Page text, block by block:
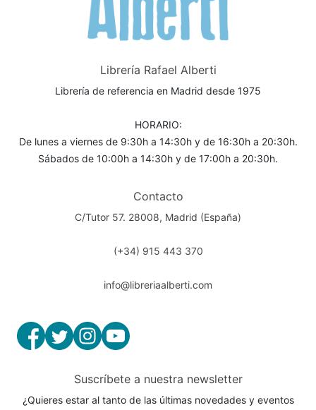
Librería Rafael Alberti
Librería de referencia en Madrid desde 1975
HORARIO:
De lunes a viernes de 9:30h a 14:30h y de 16:30h a 20:30h.
Sábados de 10:00h a 14:30h y de 17:00h a 20:30h.
Contacto
C/Tutor 57. 28008, Madrid (España)
(+34) 915 443 370
info@libreriaalberti.com
Suscríbete a nuestra newsletter
¿Quieres estar al tanto de las últimas novedades y eventos